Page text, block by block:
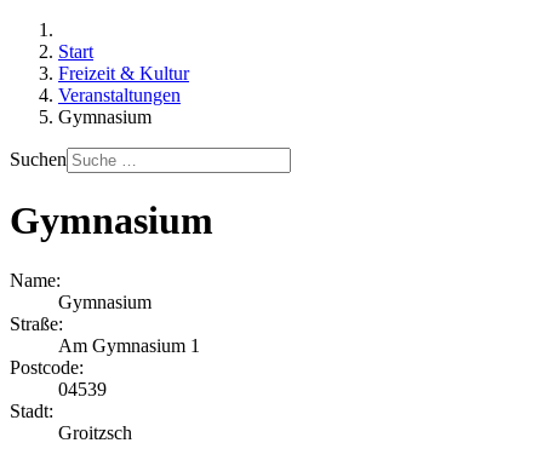
Start
Freizeit & Kultur
Veranstaltungen
Gymnasium
Suchen
Gymnasium
Name:
Gymnasium
Straße:
Am Gymnasium 1
Postcode:
04539
Stadt:
Groitzsch